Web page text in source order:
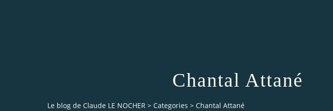
Chantal Attané
Le blog de Claude LE NOCHER > Categories > Chantal Attané